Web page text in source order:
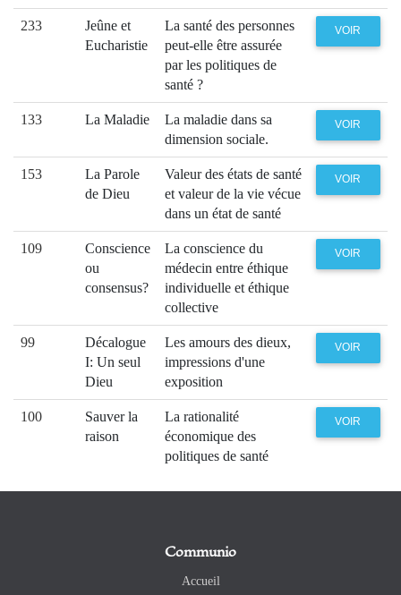
233
Jeûne et
Eucharistie
La santé des personnes
peut-elle être assurée
par les politiques de
santé ?
VOIR
133 La Maladie
La maladie dans sa
dimension sociale.
VOIR
153
La Parole
de Dieu
Valeur des états de santé
et valeur de la vie vécue
dans un état de santé
VOIR
109
Conscience
ou
consensus?
La conscience du
médecin entre éthique
individuelle et éthique
collective
VOIR
99
Décalogue
I: Un seul
Dieu
Les amours des dieux,
impressions d'une
exposition
VOIR
100
Sauver la
raison
La rationalité
économique des
politiques de santé
VOIR
Communio
Accueil